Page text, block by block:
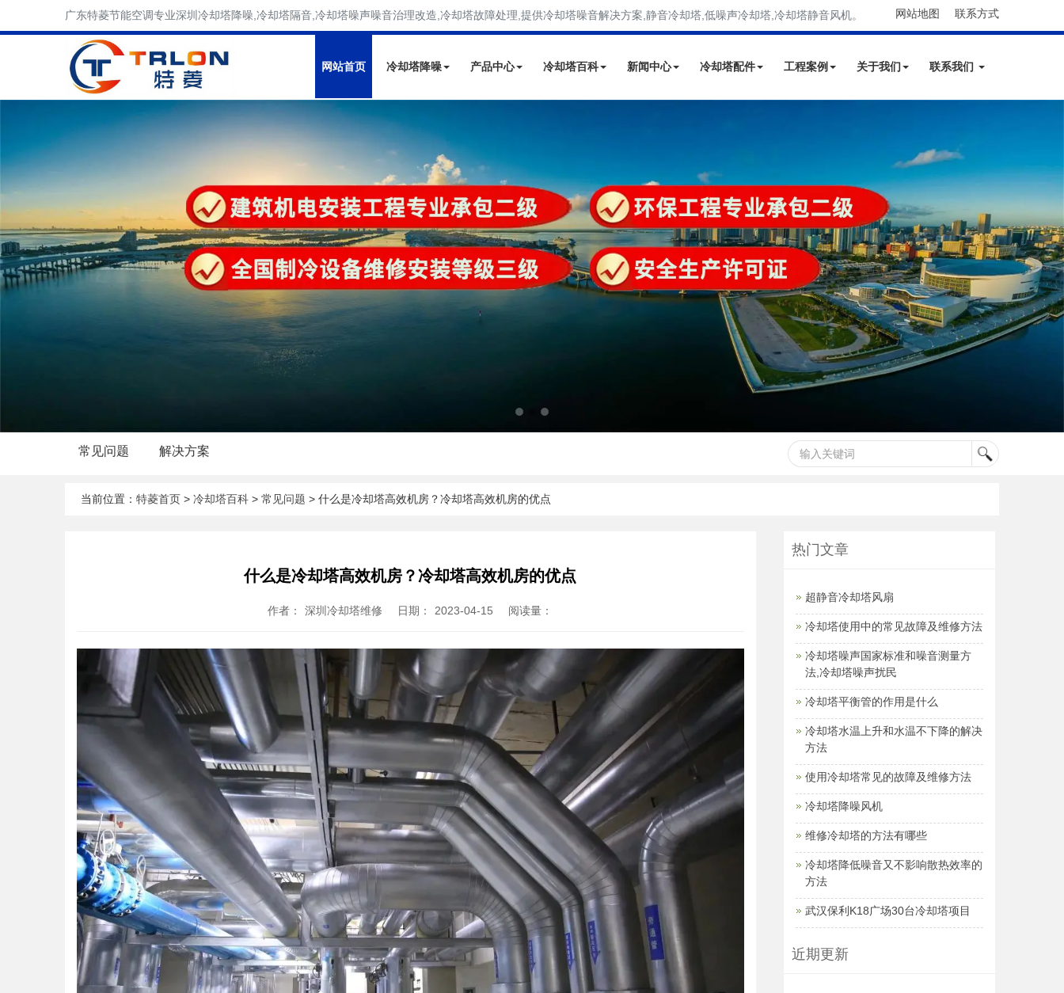
广东特菱节能空调专业深圳冷却塔降噪,冷却塔隔音,冷却塔噪声噪音治理改造,冷却塔故障处理,提供冷却塔噪音解决方案,静音冷却塔,低噪声冷却塔,冷却塔静音风机。 网站地图 联系方式
网站首页 冷却塔降噪 产品中心 冷却塔百科 新闻中心 冷却塔配件 工程案例 关于我们 联系我们
常见问题 解决方案
当前位置： 特菱首页 > 冷却塔百科 > 常见问题 > 什么是冷却塔高效机房？冷却塔高效机房的优点
什么是冷却塔高效机房？冷却塔高效机房的优点
作者： 深圳冷却塔维修 日期： 2023-04-15 阅读量：
热门文章
超静音冷却塔风扇
冷却塔使用中的常见故障及维修方法
冷却塔噪声国家标准和噪音测量方
法,冷却塔噪声扰民
冷却塔平衡管的作用是什么
冷却塔水温上升和水温不下降的解决
方法
使用冷却塔常见的故障及维修方法
冷却塔降噪风机
维修冷却塔的方法有哪些
冷却塔降低噪音又不影响散热效率的
方法
武汉保利K18广场30台冷却塔项目
近期更新